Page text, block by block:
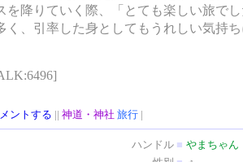
を降りていく際、「とても楽しい旅で
く、引率した身としてもうれしい気持
ントする || 神道・神社 旅行|
ハンドル ■ やまちゃん